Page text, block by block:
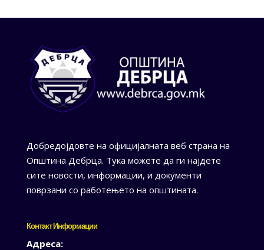
Добредојдовте на официјалната веб страна на
Општина Дебрца. Тука можете да ги најдете
сите новости, информации, и документи
поврзани со работењето на општината.
Контакт Информации
Адреса: